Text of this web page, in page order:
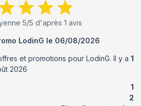
5/5 d'après 1 avis
LodinG le 06/08/2026
et promotions pour LodinG. Il y a 1
2026
1
2